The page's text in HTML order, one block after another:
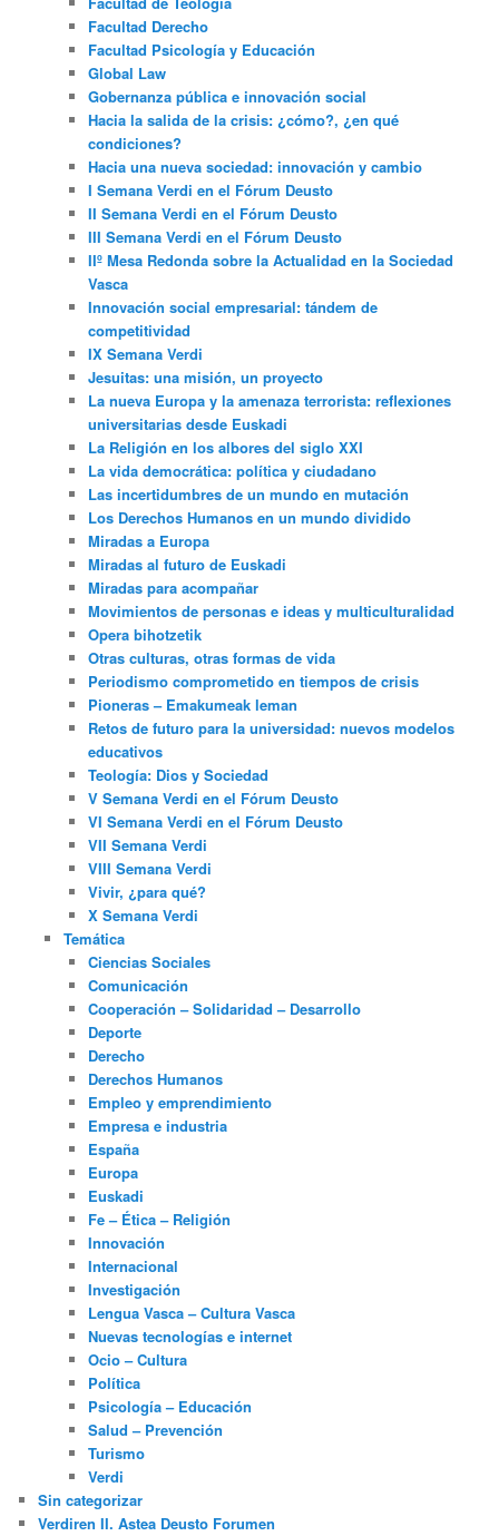
Facultad Derecho
Facultad Psicología y Educación
Global Law
Gobernanza pública e innovación social
Hacia la salida de la crisis: ¿cómo?, ¿en qué
condiciones?
Hacia una nueva sociedad: innovación y cambio
I Semana Verdi en el Fórum Deusto
II Semana Verdi en el Fórum Deusto
III Semana Verdi en el Fórum Deusto
IIº Mesa Redonda sobre la Actualidad en la Sociedad
Vasca
Innovación social empresarial: tándem de
competitividad
IX Semana Verdi
Jesuitas: una misión, un proyecto
La nueva Europa y la amenaza terrorista: reflexiones
universitarias desde Euskadi
La Religión en los albores del siglo XXI
La vida democrática: política y ciudadano
Las incertidumbres de un mundo en mutación
Los Derechos Humanos en un mundo dividido
Miradas a Europa
Miradas al futuro de Euskadi
Miradas para acompañar
Movimientos de personas e ideas y multiculturalidad
Opera bihotzetik
Otras culturas, otras formas de vida
Periodismo comprometido en tiempos de crisis
Pioneras – Emakumeak leman
Retos de futuro para la universidad: nuevos modelos
educativos
Teología: Dios y Sociedad
V Semana Verdi en el Fórum Deusto
VI Semana Verdi en el Fórum Deusto
VII Semana Verdi
VIII Semana Verdi
Vivir, ¿para qué?
X Semana Verdi
Temática
Ciencias Sociales
Comunicación
Cooperación – Solidaridad – Desarrollo
Deporte
Derecho
Derechos Humanos
Empleo y emprendimiento
Empresa e industria
España
Europa
Euskadi
Fe – Ética – Religión
Innovación
Internacional
Investigación
Lengua Vasca – Cultura Vasca
Nuevas tecnologías e internet
Ocio – Cultura
Política
Psicología – Educación
Salud – Prevención
Turismo
Verdi
Sin categorizar
Verdiren II. Astea Deusto Forumen